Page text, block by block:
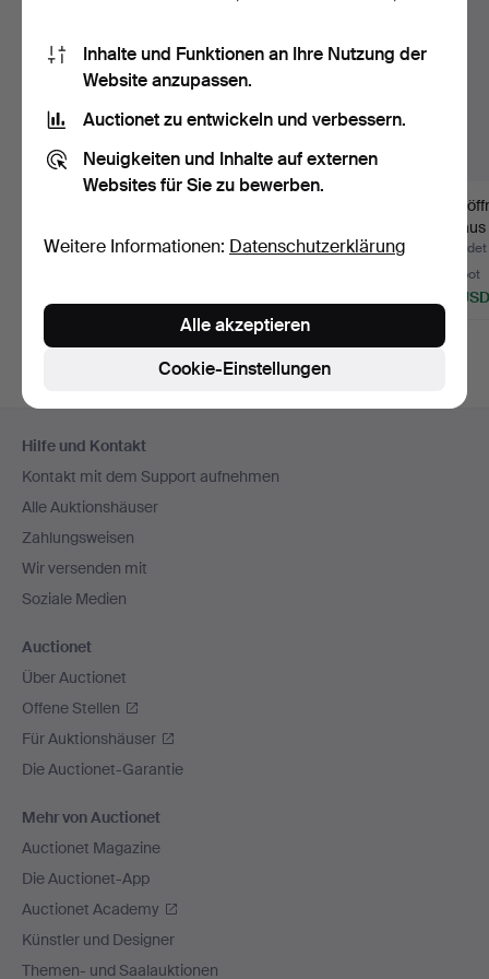
nt aus verg…
Beendet 3. Aug 2026
Tischstativ…
Beendet 30. Jul 2026
Stil
1 Gebot
35 USD
Navigation
Hilfe und Kontakt
Kontakt mit dem Support aufnehmen
Alle Auktionshäuser
Zahlungsweisen
Wir versenden mit
Soziale Medien
Auctionet
Über Auctionet
Offene Stellen
Für Auktionshäuser
Die Auctionet-Garantie
Mehr von Auctionet
Auctionet Magazine
Die Auctionet-App
Auctionet Academy
Künstler und Designer
Themen- und Saalauktionen
Inhalte und Funktionen an Ihre Nutzung der
Website anzupassen.
Auctionet zu entwickeln und verbessern.
Neuigkeiten und Inhalte auf externen
Websites für Sie zu bewerben.
Weitere Informationen: Datenschutzerklärung
Cookie-Einstellungen
Alle akzeptieren